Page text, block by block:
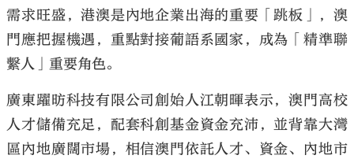
需求旺盛，港澳是內地企業出海的重要「跳板」，澳
門應把握機遇，重點對接葡語系國家，成為「精準聯
繫人」重要角色。
廣東躍昉科技有限公司創始人江朝暉表示，澳門高校
人才儲備充足，配套科創基金資金充沛，並背靠大灣
區內地廣闊市場，相信澳門依託人才、資金、內地市